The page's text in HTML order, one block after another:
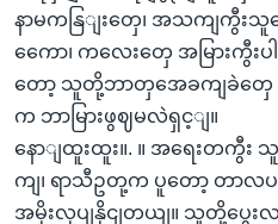
နာမကနြျးတှေ၊ အသကျကွီးသူ
ကေော၊ ကလေးတှေ အမြားကွီး
တော့ သူတို့ဘာတှအေခကျခဲတှေ
က ဘာမြားဖွဈမလဲရှင့ျ။
နောျထူးထူး။. ။ အရေးတကွီ
ကျ၊ ရာသီဥတု့က ပူတော့ တာလပတ
အမိုးလုပျနိုငျတယျ။ သူတို့ပွေးလ